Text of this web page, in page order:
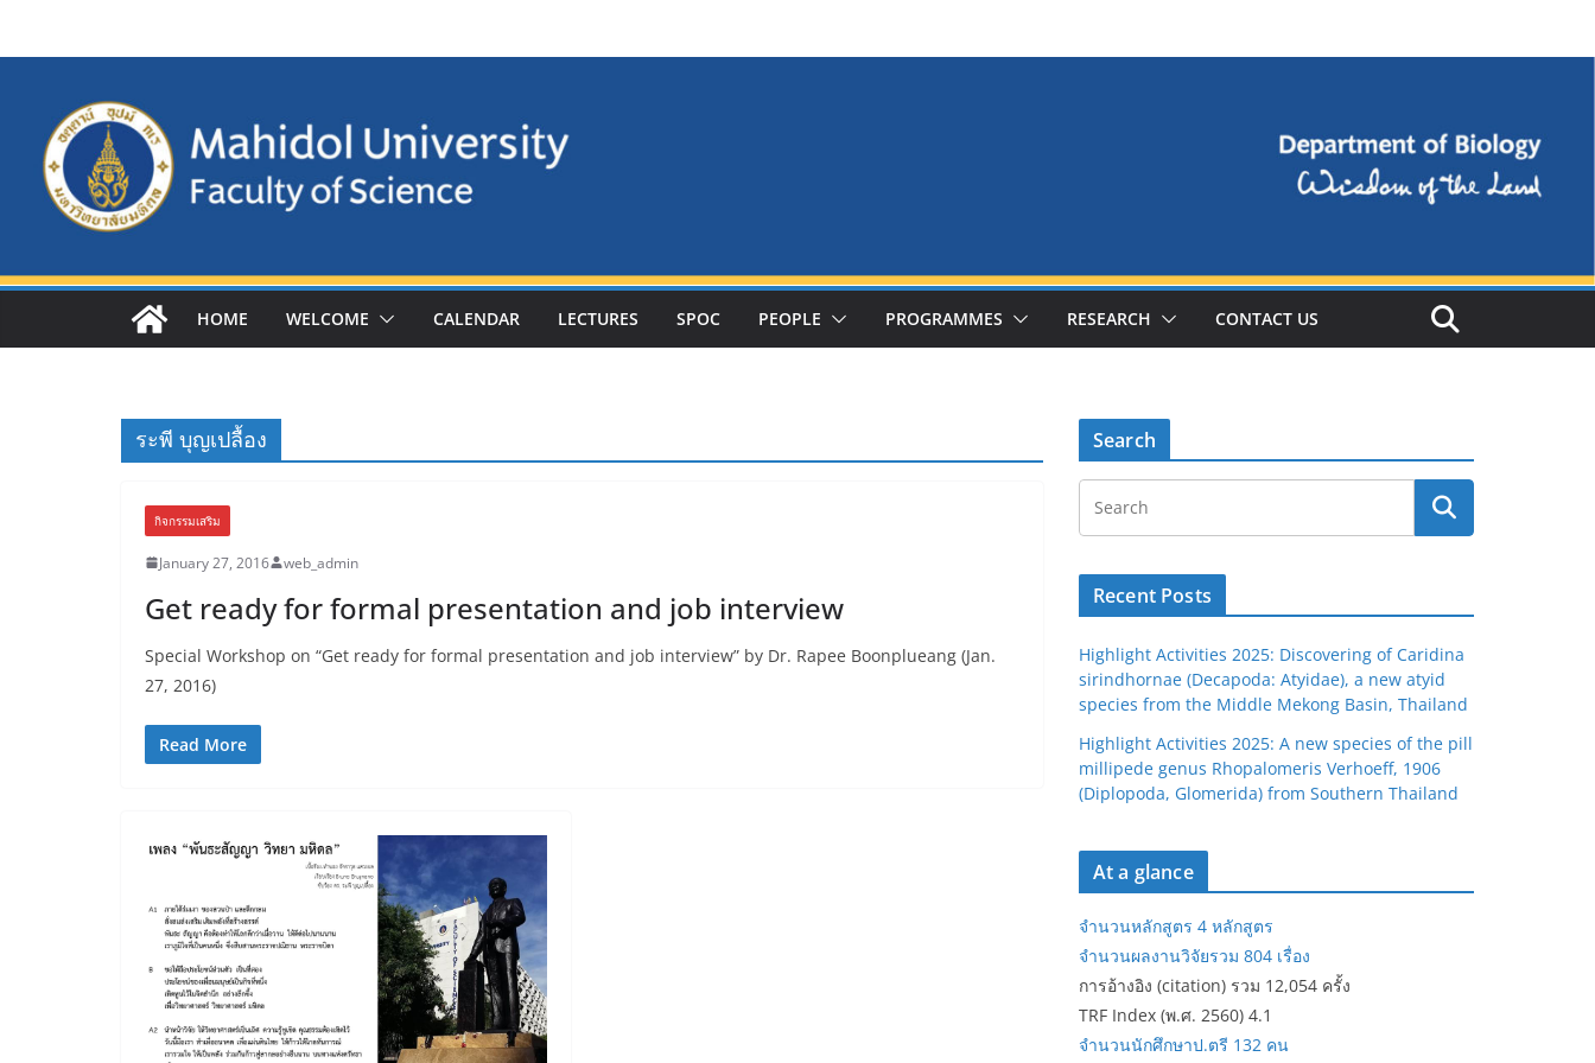
HOME WELCOME CALENDAR LECTURES SPOC PEOPLE PROGRAMMES RESEARCH CONTACT US
ระพี บุญเปลื้อง
กิจกรรมเสริม
January 27, 2016 web_admin
Get ready for formal presentation and job interview
Special Workshop on “Get ready for formal presentation and job interview” by Dr. Rapee Boonplueang (Jan.
27, 2016)
Read More
Search
Recent Posts
Highlight Activities 2025: Discovering of Caridina
sirindhornae (Decapoda: Atyidae), a new atyid
species from the Middle Mekong Basin, Thailand
Highlight Activities 2025: A new species of the pill
millipede genus Rhopalomeris Verhoeff, 1906
(Diplopoda, Glomerida) from Southern Thailand
At a glance
จำนวนหลักสูตร 4 หลักสูตร
จำนวนผลงานวิจัยรวม 804 เรื่อง
การอ้างอิง (citation) รวม 12,054 ครั้ง
TRF Index (พ.ศ. 2560) 4.1
จำนวนนักศึกษาป.ตรี 132 คน